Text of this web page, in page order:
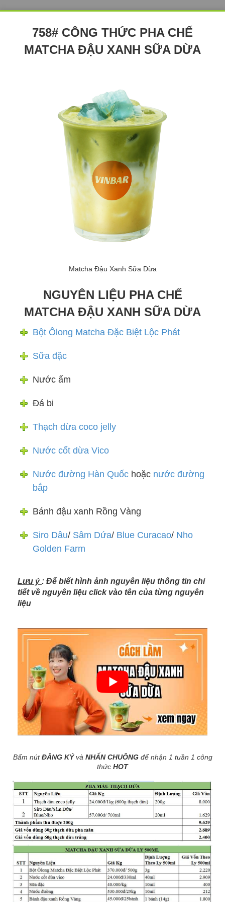
758# CÔNG THỨC PHA CHẾ
MATCHA ĐẬU XANH SỮA DỪA
Matcha Đậu Xanh Sữa Dừa
NGUYÊN LIỆU PHA CHẾ
MATCHA ĐẬU XANH SỮA DỪA
Bột Ôlong Matcha Đặc Biệt Lộc Phát
Sữa đặc
Nước ấm
Đá bi
Thạch dừa coco jelly
Nước cốt dừa Vico
Nước đường Hàn Quốc hoặc nước đường
bắp
Bánh đậu xanh Rồng Vàng
Siro Dâu/ Sâm Dứa/ Blue Curacao/ Nho
Golden Farm
Lưu ý : Để biết hình ảnh nguyên liệu thông tin chi
tiết về nguyên liệu click vào tên của từng nguyên
liệu
Bấm nútĐĂNG KÝvà NHẤN CHUÔNG để nhận 1 tuần 1 công
thức HOT